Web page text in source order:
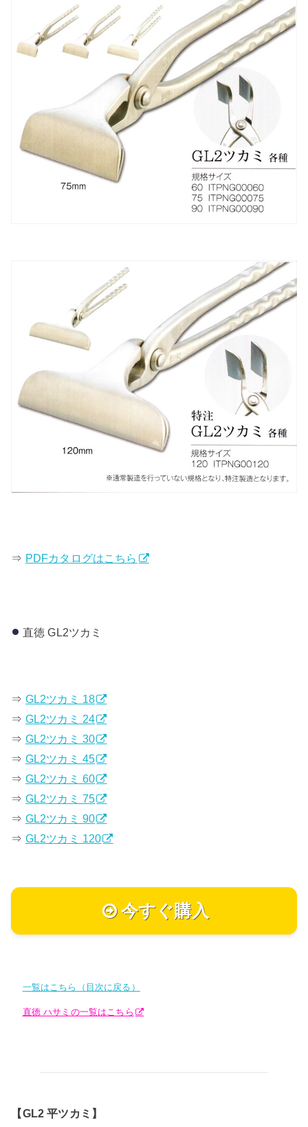
⇒ PDFカタログはこちら
直徳 GL2ツカミ
⇒ GL2ツカミ 18
⇒ GL2ツカミ 24
⇒ GL2ツカミ 30
⇒ GL2ツカミ 45
⇒ GL2ツカミ 60
⇒ GL2ツカミ 75
⇒ GL2ツカミ 90
⇒ GL2ツカミ 120
今すぐ購入
一覧はこちら（目次に戻る）
直徳 ハサミの一覧はこちら
【GL2 平ツカミ】